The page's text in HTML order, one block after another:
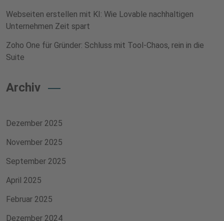
Webseiten erstellen mit KI: Wie Lovable nachhaltigen
Unternehmen Zeit spart
Zoho One für Gründer: Schluss mit Tool-Chaos, rein in die
Suite
Archiv
Dezember 2025
November 2025
September 2025
April 2025
Februar 2025
Dezember 2024